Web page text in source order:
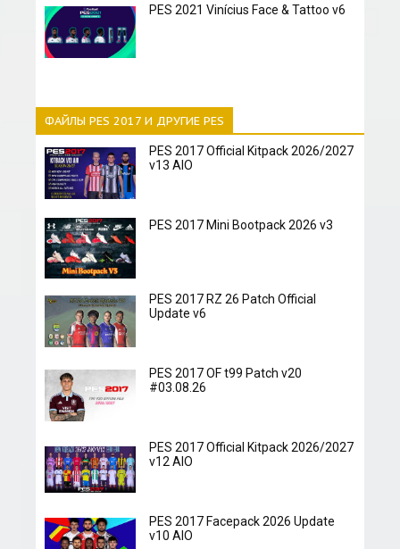
PES 2021 Vinícius Face & Tattoo v6
ФАЙЛЫ PES 2017 И ДРУГИЕ PES
PES 2017 Official Kitpack 2026/2027
v13 AIO
PES 2017 Mini Bootpack 2026 v3
PES 2017 RZ 26 Patch Official
Update v6
PES 2017 OF t99 Patch v20
#03.08.26
PES 2017 Official Kitpack 2026/2027
v12 AIO
PES 2017 Facepack 2026 Update
v10 AIO